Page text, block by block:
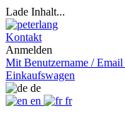
Lade Inhalt...
Kontakt
Anmelden
Mit Benutzername / Email
Einkaufswagen
de
en
fr